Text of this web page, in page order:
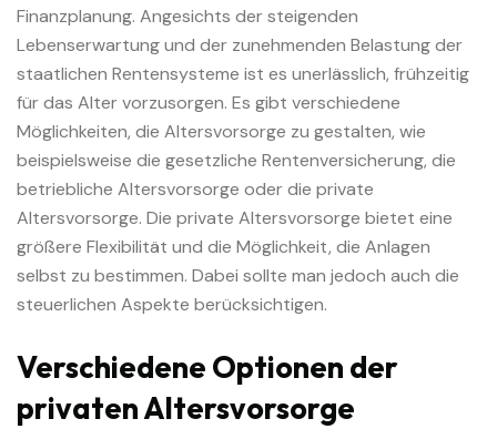
Finanzplanung. Angesichts der steigenden
Lebenserwartung und der zunehmenden Belastung der
staatlichen Rentensysteme ist es unerlässlich, frühzeitig
für das Alter vorzusorgen. Es gibt verschiedene
Möglichkeiten, die Altersvorsorge zu gestalten, wie
beispielsweise die gesetzliche Rentenversicherung, die
betriebliche Altersvorsorge oder die private
Altersvorsorge. Die private Altersvorsorge bietet eine
größere Flexibilität und die Möglichkeit, die Anlagen
selbst zu bestimmen. Dabei sollte man jedoch auch die
steuerlichen Aspekte berücksichtigen.
Verschiedene Optionen der
privaten Altersvorsorge